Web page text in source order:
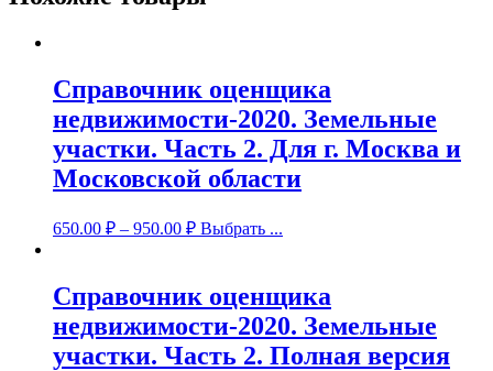
Справочник оценщика
недвижимости-2020. Земельные
участки. Часть 2. Для г. Москва и
Московской области
650.00 ₽ – 950.00 ₽ Выбрать ...
Справочник оценщика
недвижимости-2020. Земельные
участки. Часть 2. Полная версия